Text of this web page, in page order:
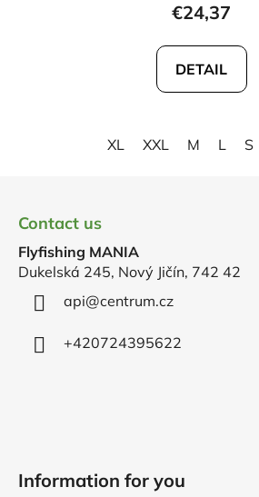
€24,37
DETAIL
XL XXL M L S
Contact us
Flyfishing MANIA
Dukelská 245, Nový Jičín, 742 42
api@centrum.cz
+420724395622
Information for you